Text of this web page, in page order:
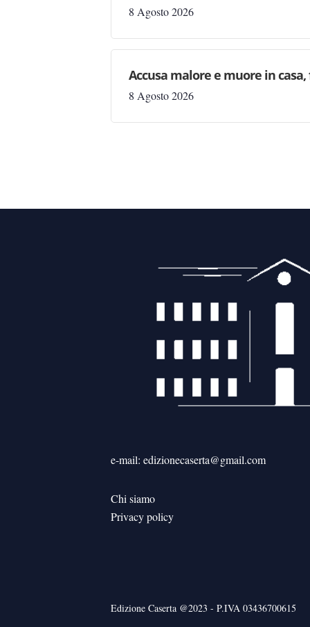
8 Agosto 2026
Accusa malore e muore in casa,
8 Agosto 2026
e-mail: edizionecaserta@gmail.com
Chi siamo
Privacy policy
Edizione Caserta @2023 - P.IVA 03436700615